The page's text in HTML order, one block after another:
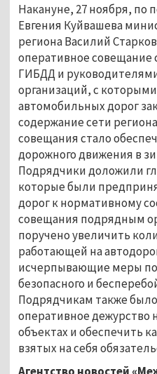
Накануне, 27 ноября, по
Евгения Куйвашева
региона Василий
оперативное совещание
ГИБДД и
организаций, с
автомобильных дорог
содержание сети
совещания стало
дорожного движения в
Подрядчики доложили
которые были
дорог к нормативному
совещания подрядным
поручено увеличить
работающей на
исчерпывающие меры
безопасного и
Подрядчикам также
оперативное дежурство
объектах и обеспечить
взятых на себя